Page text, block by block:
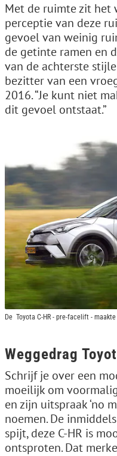
Met de ruimte zit het
perceptie van deze
gevoel van weinig
de getinte ramen en
van de achterste
bezitter van een
2016. “Je kunt niet
dit gevoel ontstaat.”
De Toyota C-HR - pre-facelift -
Weggedrag
Schrijf je over een
moeilijk om
en zijn uitspraak ‘no
noemen. De
spijt, deze C-HR is
ontsproten. Dat